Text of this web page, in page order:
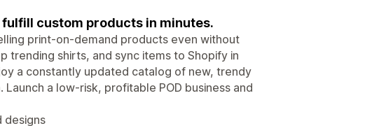
fulfill custom products in minutes.
print-on-demand products even without
trending shirts, and sync items to Shopify in
a constantly updated catalog of new, trendy
a low-risk, profitable POD business and
designs